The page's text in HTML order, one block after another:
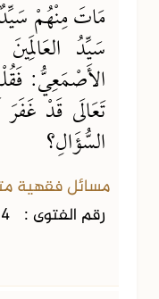
مَاتَ مِنْهُمْ
سَيِّدُ
الأَصْمَعِيُّ:
تَعَالَى قَدْ
السُّؤَالِ؟
مسائل فقهية
رقم الفتوى :